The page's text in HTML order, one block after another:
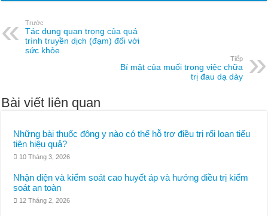
Trước
Tác dụng quan trọng của quá
trình truyền dịch (đạm) đối với
sức khỏe
Tiếp
Bí mật của muối trong việc chữa
trị đau dạ dày
Bài viết liên quan
Những bài thuốc đông y nào có thể hỗ trợ điều trị rối loạn tiểu
tiện hiệu quả?
10 Tháng 3, 2026
Nhận diện và kiểm soát cao huyết áp và hướng điều trị kiểm
soát an toàn
12 Tháng 2, 2026